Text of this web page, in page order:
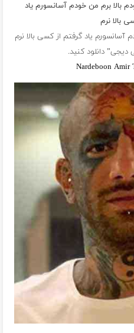
بالا برم من خودم آسانسورم یاد
بالا نرم
یاد گرفتم از کسی بالا نرم
دیجی” دانلود کنید.
Nardeboon Amir